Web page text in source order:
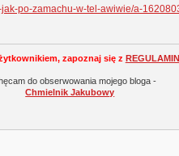
po-zamachu-w-tel-awiwie/a-
zapoznaj się z
do obserwowania mojego bloga -
Chmielnik Jakubowy